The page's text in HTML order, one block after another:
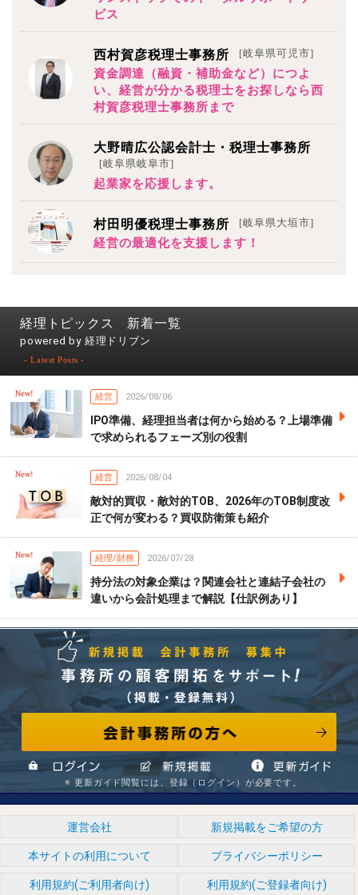
ビス
西村賀彦税理士事務所 [岐阜県可児市]
資金調達（融資・補助金など）につよ
い、経営が分かる税理士をお探しなら西
村賀彦税理士事務所まで
大野晴広公認会計士・税理士事務所
[岐阜県岐阜市]
起業家を応援します。
村田明優税理士事務所 [岐阜県大垣市]
経営の最適化を支援します！
経理トピックス 新着一覧
powered by 経理ドリブン
- Latest Posts -
経営 2026/08/06
IPO準備、経理担当者は何から始める？上場準備
で求められるフェーズ別の役割
経営 2026/08/04
敵対的買収・敵対的TOB、2026年のTOB制度改
正で何が変わる？買収防衛策も紹介
経理/財務 2026/07/28
持分法の対象企業は？関連会社と連結子会社の
違いから会計処理まで解説【仕訳例あり】
事務所の顧客開拓をサポート! （掲載・登録無料） 新規掲
載 会計事務所 募集中
会計事務所の方へ
ログイン
新規掲載 情報更新ガイド
※ 更新ガイド閲覧には、登録（ログイン）が必要です。
運営会社 新規掲載をご希望の方
本サイトの利用について プライバシーポリシー
利用規約(ご利用者向け) 利用規約(ご登録者向け)